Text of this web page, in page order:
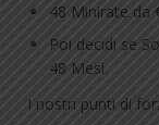
48 Minirate da
Poi decidi se
48 Mesi.
I nostri punti di